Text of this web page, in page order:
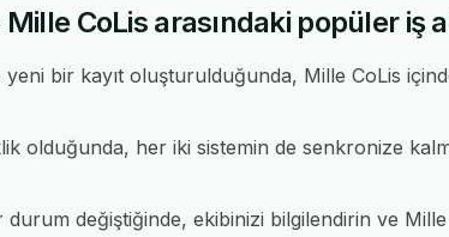
CoLis arasındaki popüler iş
bir kayıt oluşturulduğunda, Mille CoLis
olduğunda, her iki sistemin de senkronize
değiştiğinde, ekibinizi bilgilendirin ve